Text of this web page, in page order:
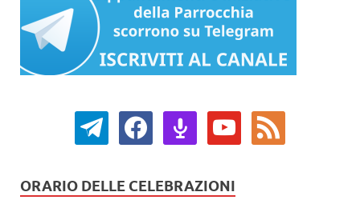
ORARIO DELLE CELEBRAZIONI